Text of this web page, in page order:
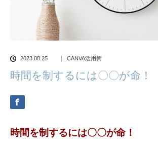
2023.08.25 CANVA活用術
時間を制するには〇〇が命！
時間を制するには〇〇が命！